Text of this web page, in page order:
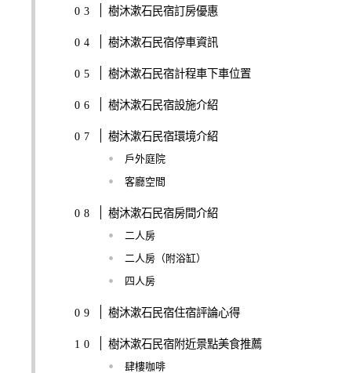
樹沐漱石民宿訂房優惠
樹沐漱石民宿停車資訊
樹沐漱石民宿計程車下車位置
樹沐漱石民宿設施介紹
樹沐漱石民宿環境介紹
戶外庭院
客廳空間
樹沐漱石民宿房間介紹
二人房
二人房（附浴缸）
四人房
樹沐漱石民宿住宿評論心得
樹沐漱石民宿附近景點美食推薦
肆樓咖啡